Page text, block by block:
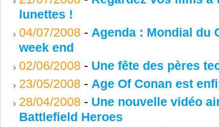
lunettes !
04/07/2008 - Agenda : Mondial du
week end
02/06/2008 - Une fête des pères
23/05/2008 - Age Of Conan est
28/04/2008 - Une nouvelle vidéo
Battlefield Heroes